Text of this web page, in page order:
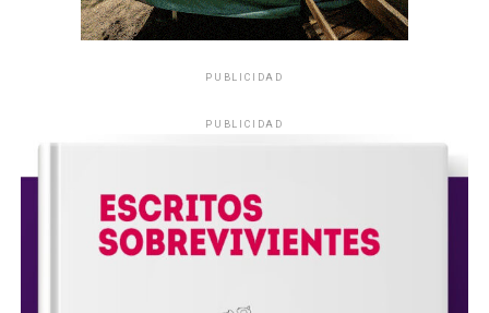
PUBLICIDAD
PUBLICIDAD